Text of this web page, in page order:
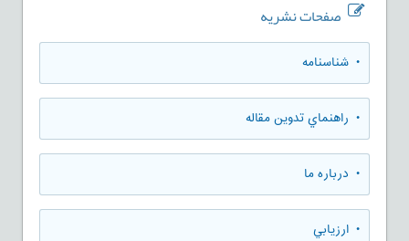
صفحات نشریه
• شناسنامه
• راهنماي تدوين مقاله
• درباره ما
• ارزيابي